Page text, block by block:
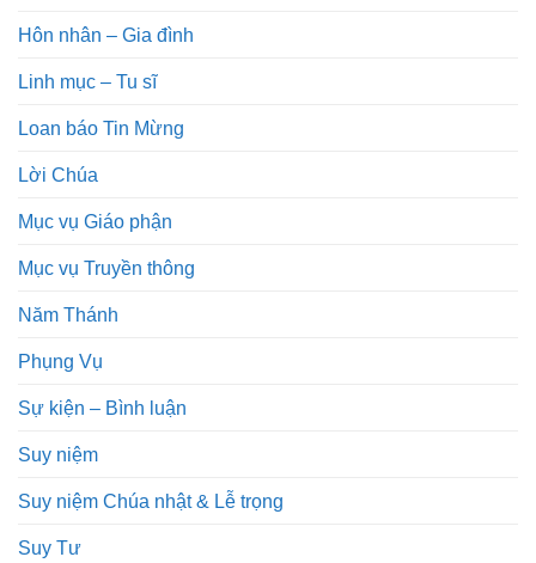
Hôn nhân – Gia đình
Linh mục – Tu sĩ
Loan báo Tin Mừng
Lời Chúa
Mục vụ Giáo phận
Mục vụ Truyền thông
Năm Thánh
Phụng Vụ
Sự kiện – Bình luận
Suy niệm
Suy niệm Chúa nhật & Lễ trọng
Suy Tư